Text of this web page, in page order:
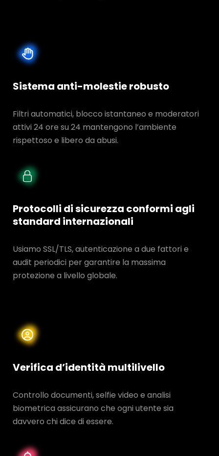
Sistema anti-molestie robusto
Filtri automatici, blocco istantaneo e moderatori
attivi 24 ore su 24 mantengono l’ambiente
rispettoso e libero da abusi.
Protocolli di sicurezza conformi agli
standard internazionali
Usiamo SSL/TLS, autenticazione a due fattori e
audit periodici per garantire la massima
protezione a livello globale.
Verifica d’identità multilivello
Controllo documenti, selfie video e analisi
biometrica assicurano che ogni utente sia
davvero chi dice di essere.